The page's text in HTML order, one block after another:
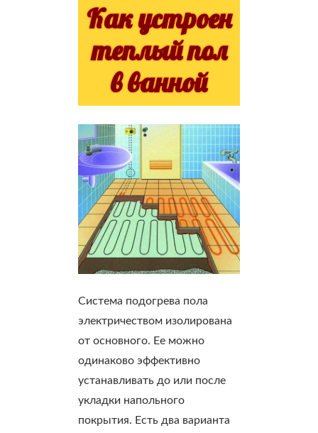
Как устроен
теплый пол
в ванной
Система подогрева пола
электричеством изолирована
от основного. Ее можно
одинаково эффективно
устанавливать до или после
укладки напольного
покрытия. Есть два варианта